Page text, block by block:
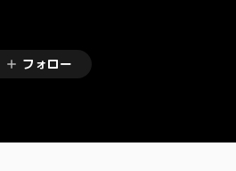
フォロー